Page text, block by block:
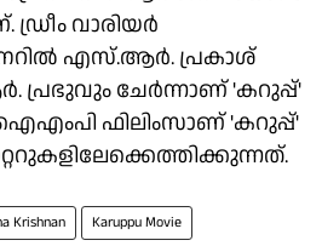
വാരിയർ
എസ്.ആർ. പ്രകാശ്
ചേർന്നാണ് 'കറുപ്പ്'
ഐഎംപി ഫിലിംസാണ് 'കറുപ്പ്'
Krishnan Karuppu Movie